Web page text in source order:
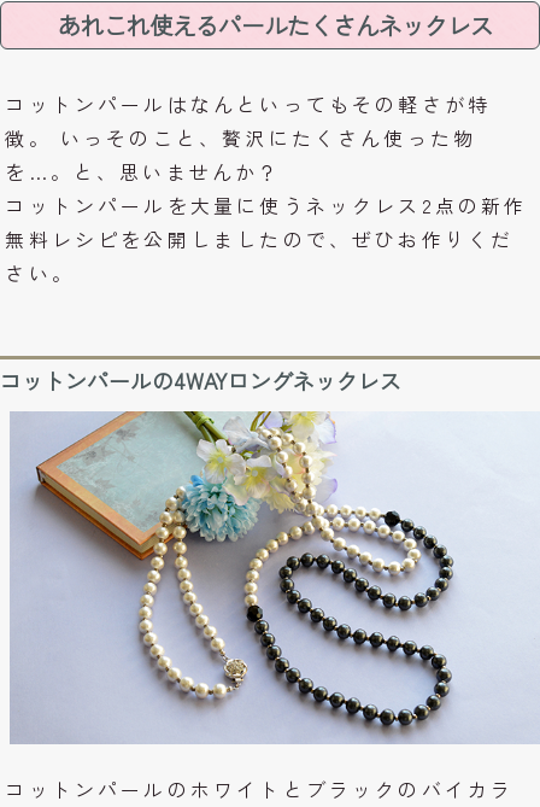
あれこれ使えるパールたくさんネックレス
コットンパールはなんといってもその軽さが特
徴。 いっそのこと、贅沢にたくさん使った物
を…。と、思いませんか？
コットンパールを大量に使うネックレス2点の新作
無料レシピを公開しましたので、ぜひお作りくだ
さい。
コットンパールの4WAYロングネックレス
コットンパールのホワイトとブラックのバイカラ